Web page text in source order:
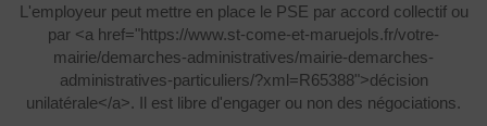
L'employeur peut mettre en place le PSE par accord collectif ou
par <a href="https://www.st-come-et-maruejols.fr/votre-
mairie/demarches-administratives/mairie-demarches-
administratives-particuliers/?xml=R65388">décision
unilatérale</a>. Il est libre d'engager ou non des négociations.